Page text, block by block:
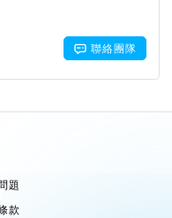
」，創生一系列古
器、道具三點連成一線的
聯絡團隊
題
款